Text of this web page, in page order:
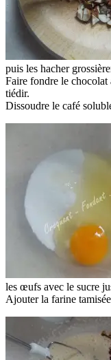
puis les hacher
Faire fondre le chocolat
tiédir.
Dissoudre le café
les œufs avec le sucre
Ajouter la farine